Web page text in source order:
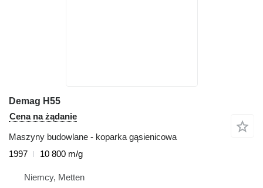
Demag H55
Cena na żądanie
Maszyny budowlane - koparka gąsienicowa
1997
10 800 m/g
Niemcy, Metten